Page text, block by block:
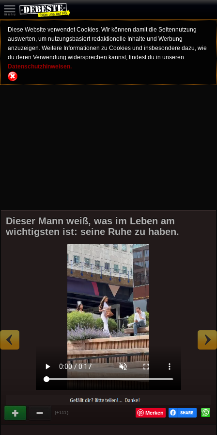
Diese Website verwendet Cookies. Wir können damit die Seitennutzung
auswerten, um nutzungsbasiert redaktionelle Inhalte und Werbung
anzuzeigen. Weitere Informationen zu Cookies und insbesondere dazu, wie
du deren Verwendung widersprechen kannst, findest du in unseren
Datenschutzhinweisen.
Dieser Mann weiß, was im Leben am
wichtigsten ist: seine Ruhe zu haben.
(+111) Merken